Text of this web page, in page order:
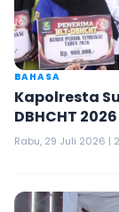
BAHASA
Kapolresta
DBHCHT
Tembakau
Rabu, 29 Juli 2026 |